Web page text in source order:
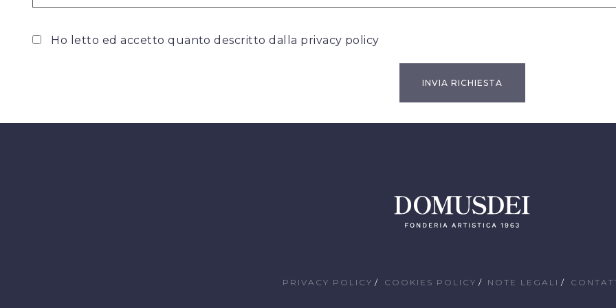
Ho letto ed accetto quanto descritto dalla privacy policy
PRIVACY POLICY COOKIES POLICY NOTE LEGALI